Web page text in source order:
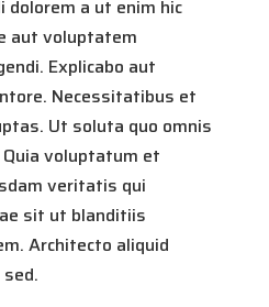
dolorem a ut enim hic
aut voluptatem
Explicabo aut
Necessitatibus et
Ut soluta quo omnis
voluptatum et
veritatis qui
sit ut blanditiis
Architecto aliquid